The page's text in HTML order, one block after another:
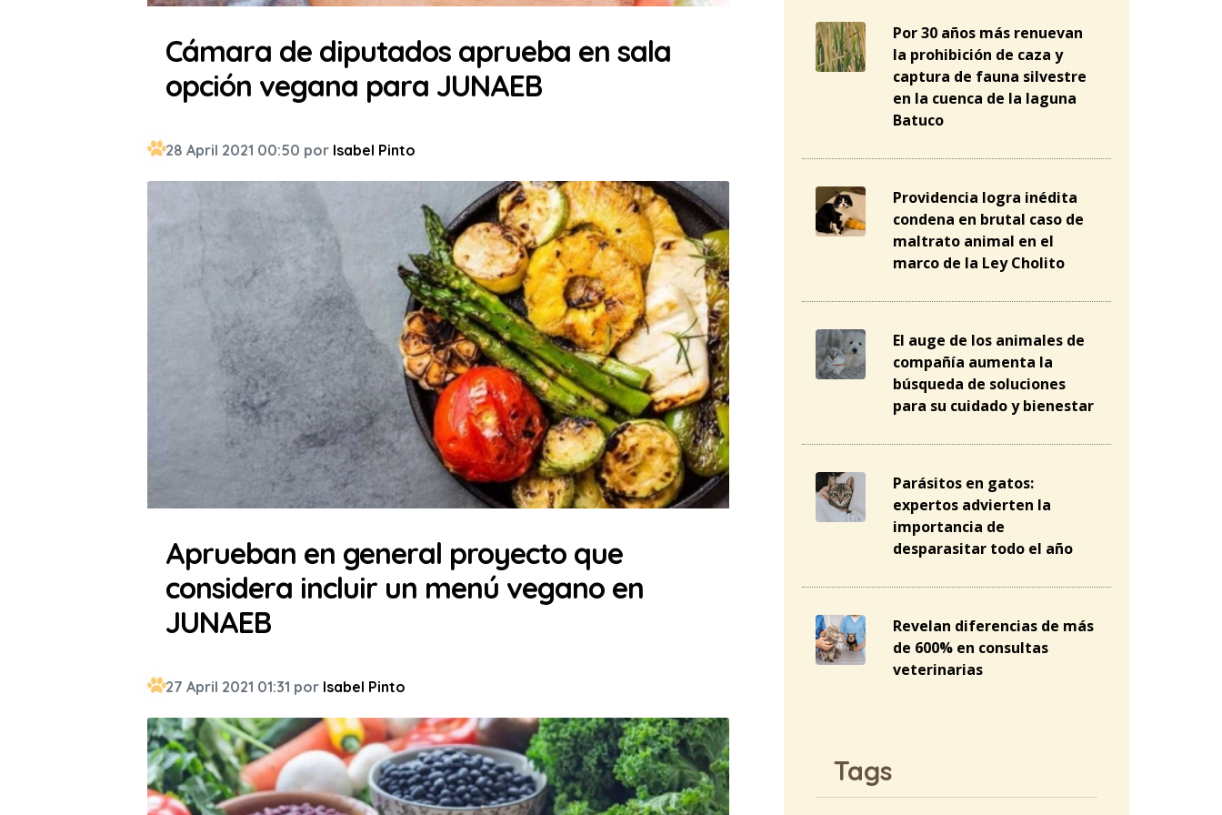
Cámara de diputados aprueba en sala
opción vegana para JUNAEB
28 April 2021 00:50 por Isabel Pinto
Aprueban en general proyecto que
considera incluir un menú vegano en
JUNAEB
27 April 2021 01:31 por Isabel Pinto
Por 30 años más renuevan
la prohibición de caza y
captura de fauna silvestre
en la cuenca de la laguna
Batuco
Providencia logra inédita
condena en brutal caso de
maltrato animal en el
marco de la Ley Cholito
El auge de los animales de
compañía aumenta la
búsqueda de soluciones
para su cuidado y bienestar
Parásitos en gatos:
expertos advierten la
importancia de
desparasitar todo el año
Revelan diferencias de más
de 600% en consultas
veterinarias
Tags